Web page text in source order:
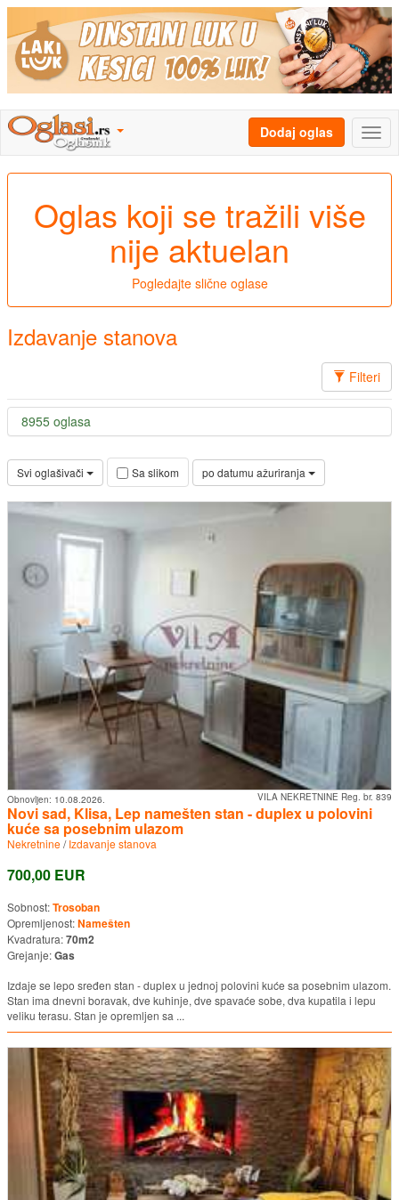
Dodaj oglas
Oglas koji se tražili više
nije aktuelan
Pogledajte slične oglase
Izdavanje stanova
Filteri
8955 oglasa
Svi oglašivači Sa slikom po datumu ažuriranja
VILA NEKRETNINE Reg. br. 839
Obnovljen: 10.08.2026.
Novi sad, Klisa, Lep namešten stan - duplex u polovini
kuće sa posebnim ulazom
Nekretnine/Izdavanje stanova
700,00 EUR
Sobnost:Trosoban
Opremljenost:Namešten
Kvadratura:70m2
Grejanje:Gas
Izdaje se lepo sređen stan - duplex u jednoj polovini kuće sa posebnim ulazom.
Stan ima dnevni boravak, dve kuhinje, dve spavaće sobe, dva kupatila i lepu
veliku terasu. Stan je opremljen sa ...